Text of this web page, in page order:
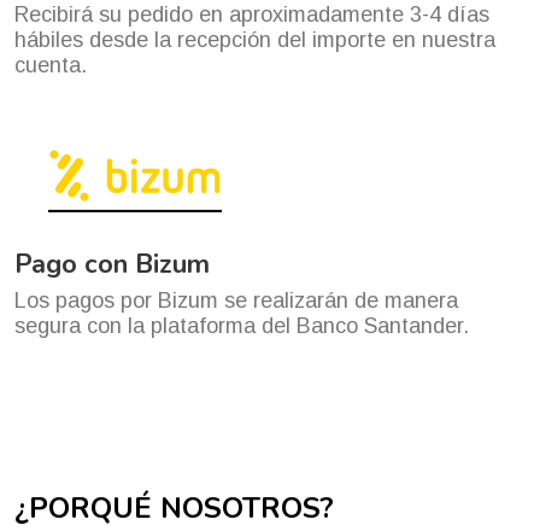
Recibirá su pedido en aproximadamente 3-4 días
hábiles desde la recepción del importe en nuestra
cuenta.
Pago con Bizum
Los pagos por Bizum se realizarán de manera
segura con la plataforma del Banco Santander.
¿PORQUÉ NOSOTROS?